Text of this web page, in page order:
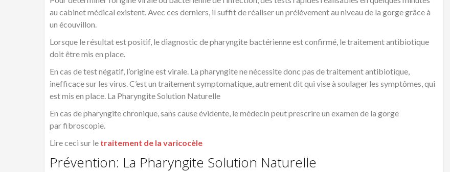
au cabinet médical existent. Avec ces derniers, il suffit de réaliser un prélèvement au niveau de la gorge grâce à
un écouvillon.
Lorsque le résultat est positif, le diagnostic de pharyngite bactérienne est confirmé, le traitement antibiotique
doit être mis en place.
En cas de test négatif, l’origine est virale. La pharyngite ne nécessite donc pas de traitement antibiotique,
inefficace sur les virus. C’est un traitement symptomatique, autrement dit qui vise à soulager les symptômes, qui
est mis en place. La Pharyngite Solution Naturelle
En cas de pharyngite chronique, sans cause évidente, le médecin peut prescrire un examen de la gorge
par fibroscopie.
Lire ceci sur le traitement de la varicocèle
Prévention: La Pharyngite Solution Naturelle